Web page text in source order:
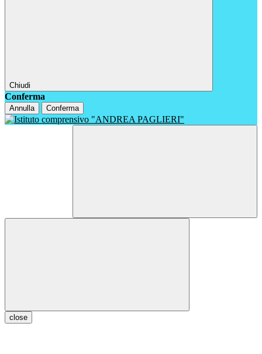
Chiudi
Conferma
Annulla Conferma
close